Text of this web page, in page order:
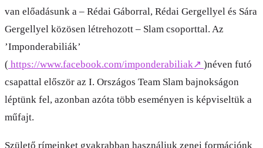
van előadásunk a – Rédai Gáborral, Rédai Gergellyel és Sára
Gergellyel közösen létrehozott – Slam csoporttal. Az
’Imponderabiliák’
( https://www.facebook.com/imponderabiliak↗ )néven futó
csapattal először az I. Országos Team Slam bajnokságon
léptünk fel, azonban azóta több eseményen is képviseltük a
műfajt.
Születő rímeinket gyakrabban használjuk zenei formációnk